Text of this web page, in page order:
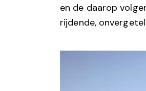
en de daarop
rijdende,